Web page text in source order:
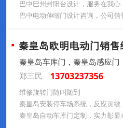
巴中巴州封阳台设计，服务在我心
巴中电动伸缩门设计咨询，公司信
秦皇岛欧明电动门销
秦皇岛车库门，秦皇岛感应门
郑三民
13703237356
维修旋转门随叫随到
秦皇岛安装停车场系统，反应灵敏
秦皇岛自动车库门定制，实力彰显